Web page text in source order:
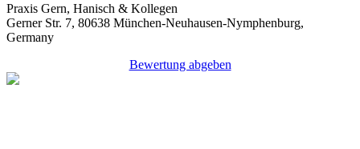
Praxis Gern, Hanisch & Kollegen
Gerner Str. 7, 80638 München-Neuhausen-Nymphenburg,
Germany
Bewertung abgeben